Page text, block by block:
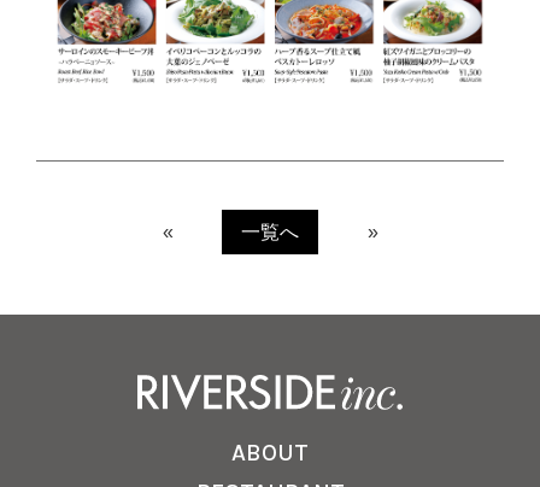
« 一覧へ »
ABOUT